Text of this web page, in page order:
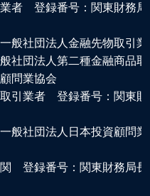
者 登録番号：関東財務局
般社団法人金融先物取引業
社団法人第二種金融商品取
問業協会
引業者 登録番号：関東財
般社団法人日本投資顧問業
登録番号：関東財務局長